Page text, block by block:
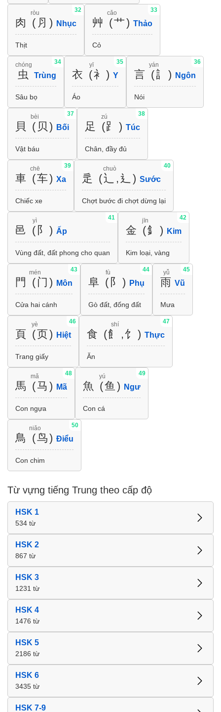
肉 (⺼)
ròu
Nhục
Thịt
32
艸 (艹)
cǎo
Thảo
Cỏ
33
虫
chóng
Trùng
Sâu bọ
34
衣 (衤)
yī
Y
Áo
35
言 (訁)
yán
Ngôn
Nói
36
貝 (贝)
bèi
Bối
Vật báu
37
足 (⻊)
zú
Túc
Chân, đầy đủ
38
車 (车)
chē
Xa
Chiếc xe
39
辵 (辶,⻎)
chuò
Sước
Chợt bước đi chợt dừng lại
40
邑 (阝)
yì
Ấp
Vùng đất, đất phong cho quan
41
金 (釒)
jīn
Kim
Kim loại, vàng
42
門 (门)
mén
Môn
Cửa hai cánh
43
阜 (阝)
fù
Phụ
Gò đất, đống đất
44
雨
yǚ
Vũ
Mưa
45
頁 (页)
yè
Hiệt
Trang giấy
46
食 (飠,饣)
shí
Thực
Ăn
47
馬 (马)
mǎ
Mã
Con ngựa
48
魚 (鱼)
yú
Ngư
Con cá
49
鳥 (鸟)
niǎo
Điểu
Con chim
50
Từ vựng tiếng Trung theo cấp độ
HSK 1
534 từ
HSK 2
867 từ
HSK 3
1231 từ
HSK 4
1476 từ
HSK 5
2186 từ
HSK 6
3435 từ
HSK 7-9